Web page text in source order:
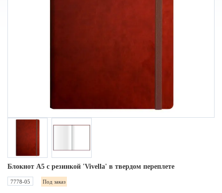
Блокнот A5 с резинкой 'Vivella' в твердом переплете
7778-05 Под заказ